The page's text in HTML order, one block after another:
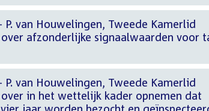
van Houwelingen, Tweede Kamerlid
afzonderlijke signaalwaarden voor
van Houwelingen, Tweede Kamerlid
in het wettelijk kader opnemen dat